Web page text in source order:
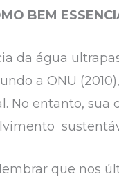
BEM
da água
a ONU
No entanto, sua
que nos